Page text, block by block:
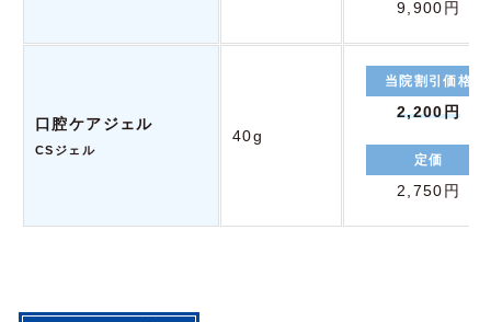
9,900円
口腔ケアジェル
CSジェル
40g
当院割引価格
2,200円
定価
2,750円